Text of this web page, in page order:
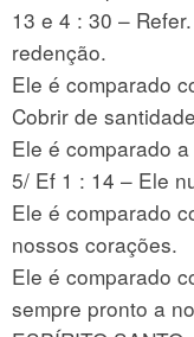
13 e 4 : 30 –
redenção.
Ele é comparado
Cobrir de
Ele é comparado
5/ Ef 1 : 14 – Ele
Ele é comparado
nossos corações.
Ele é comparado
sempre pronto a